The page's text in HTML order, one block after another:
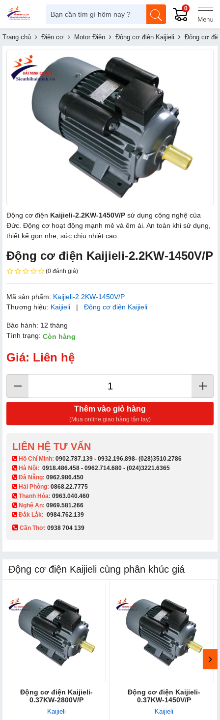
0
Trang chủ Điện cơ Motor Điện Động cơ điện Kaijieli Động cơ
Động cơ điện Kaijieli-2.2KW-1450V/P sử dụng cộng nghệ của
Đức. Động cơ hoạt động mạnh mẻ và êm ái. An toàn khi sử dụng,
thiết kế gọn nhẹ, sức chịu nhiệt cao.
Động cơ điện Kaijieli-2.2KW-1450V/P
(0 đánh giá)
Mã sản phẩm: Kaijieli-2.2KW-1450V/P
Thương hiệu: Kaijieli | Động cơ điện Kaijieli
Bảo hành: 12 tháng
Tình trạng: Còn hàng
Giá: Liên hệ
Thêm vào giỏ hàng
(Mua online giao hàng tận tay)
LIÊN HỆ TƯ VẤN
​ Hồ Chí Minh: 0902.787.139 - 0932.196.898- (028)3510.2786
Hà Nội: 0918.486.458 - 0962.714.680 - (024)3221.6365
Đà Nẵng: 0962.986.450
Hải Phòng: 0868.22.7775
Thanh Hóa: 0963.040.460
Nghệ An: 0969.581.266
Đắk Lắk: 0984.762.139
Cần Thơ: 0938 704 139​
Động cơ điện Kaijieli cùng phân khúc giá
Động cơ điện Kaijieli-
0.37KW-2800V/P
Kaijieli
Động cơ điện Kaijieli-
0.37KW-1450V/P
Kaijieli